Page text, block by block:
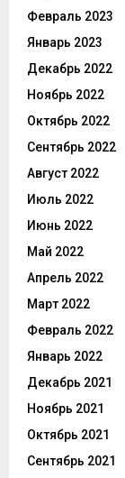
Февраль 2023
Январь 2023
Декабрь 2022
Ноябрь 2022
Октябрь 2022
Сентябрь 2022
Август 2022
Июль 2022
Июнь 2022
Май 2022
Апрель 2022
Март 2022
Февраль 2022
Январь 2022
Декабрь 2021
Ноябрь 2021
Октябрь 2021
Сентябрь 2021